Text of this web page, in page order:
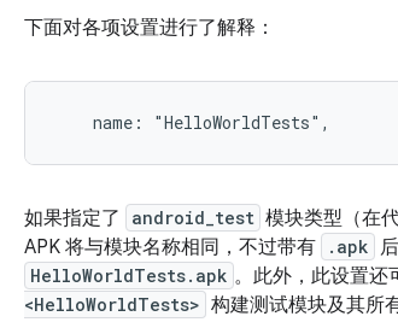
下面对各项设置进行了解释：
如果指定了 android_test 模块类型（在
APK 将与模块名称相同，不过带有
.apk
HelloWorldTests.apk 。此外，此设置还
<HelloWorldTests> 构建测试模块及其所